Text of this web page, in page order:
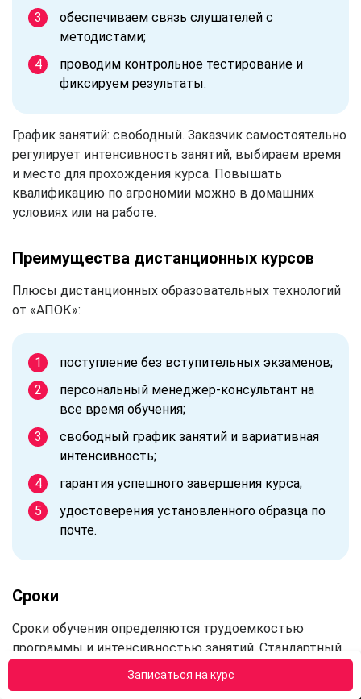
Записаться на курс
обеспечиваем связь слушателей с
методистами;
проводим контрольное тестирование и
фиксируем результаты.
График занятий: свободный. Заказчик самостоятельно
регулирует интенсивность занятий, выбираем время
и место для прохождения курса. Повышать
квалификацию по агрономии можно в домашних
условиях или на работе.
Преимущества дистанционных курсов
Плюсы дистанционных образовательных технологий
от «АПОК»:
поступление без вступительных экзаменов;
персональный менеджер-консультант на
все время обучения;
свободный график занятий и вариативная
интенсивность;
гарантия успешного завершения курса;
удостоверения установленного образца по
почте.
Сроки
Сроки обучения определяются трудоемкостью
программы и интенсивностью занятий. Стандартный
объем образовательный программ от «АПОК» — 72
часов. При средней интенсивности ежедневных